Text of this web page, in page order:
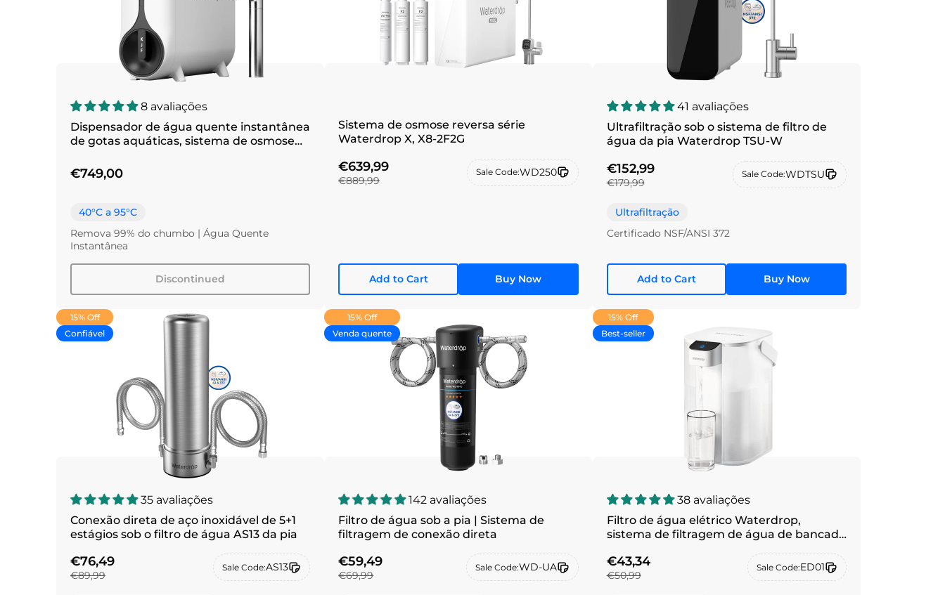
8 avaliações
Dispensador de água quente instantânea
de gotas aquáticas, sistema de osmose
€749,00
40°C a 95°C
Remova 99% do chumbo | Água Quente
Instantânea
Discontinued
Sistema de osmose reversa série
Waterdrop X, X8-2F2G
€639,99
€889,99
Sale Code:WD250
Add to Cart Buy Now
41 avaliações
Ultrafiltração sob o sistema de filtro de
água da pia Waterdrop TSU-W
€152,99
€179,99
Sale Code:WDTSU
Ultrafiltração
Certificado NSF/ANSI 372
Add to Cart Buy Now
15% Off
Confiável
35 avaliações
Conexão direta de aço inoxidável de 5+1
estágios sob o filtro de água AS13 da pia
€76,49
€89,99
Sale Code:AS13
15% Off
Venda quente
142 avaliações
Filtro de água sob a pia | Sistema de
filtragem de conexão direta
€59,49
€69,99
Sale Code:WD-UA
15% Off
Best-seller
38 avaliações
Filtro de água elétrico Waterdrop,
sistema de filtragem de água de bancada
€43,34
€50,99
Sale Code:ED01